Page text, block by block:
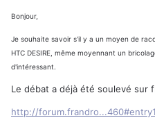
Bonjour,
Je souhaite savoir s'il y a un moyen de
HTC DESIRE, même moyennant un
d'intéressant.
Le débat a déjà été soulevé sur
http://